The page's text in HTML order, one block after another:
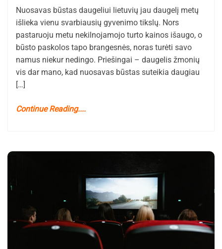
Nuosavas būstas daugeliui lietuvių jau daugelį metų
išlieka vienu svarbiausių gyvenimo tikslų. Nors
pastaruoju metu nekilnojamojo turto kainos išaugo, o
būsto paskolos tapo brangesnės, noras turėti savo
namus niekur nedingo. Priešingai – daugelis žmonių
vis dar mano, kad nuosavas būstas suteikia daugiau
[…]
Continue Reading....